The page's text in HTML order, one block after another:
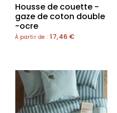
Housse de couette -
gaze de coton double
-ocre
À partir de : 17,46 €